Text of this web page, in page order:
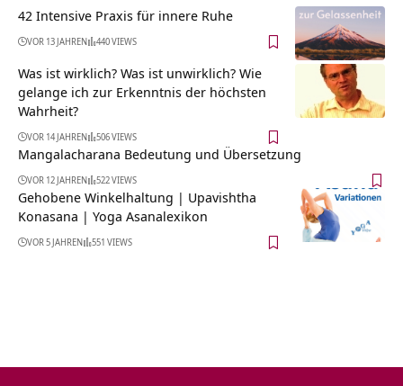
42 Intensive Praxis für innere Ruhe
VOR 13 JAHREN 440 VIEWS
Was ist wirklich? Was ist unwirklich? Wie
gelange ich zur Erkenntnis der höchsten
Wahrheit?
VOR 14 JAHREN 506 VIEWS
Mangalacharana Bedeutung und Übersetzung
VOR 12 JAHREN 522 VIEWS
Gehobene Winkelhaltung | Upavishtha
Konasana | Yoga Asanalexikon
VOR 5 JAHREN 551 VIEWS